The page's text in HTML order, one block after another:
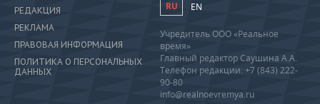
РЕДАКЦИЯ
РЕКЛАМА
ПРАВОВАЯ ИНФОРМАЦИЯ
ПОЛИТИКА О ПЕРСОНАЛЬНЫХ
ДАННЫХ
RU EN
Учредитель ООО «Реальное
время»
Главный редактор Саушина А.А.
Телефон редакции: +7 (843) 222-
90-80
info@realnoevremya.ru